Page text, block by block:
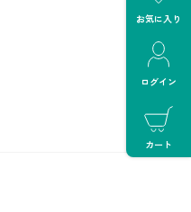
お気に入り
ログイン
カート